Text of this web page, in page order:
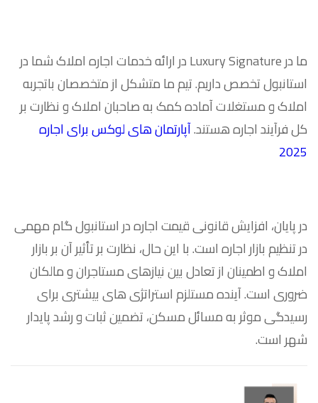
ما در Luxury Signature در ارائه خدمات اجاره املاک شما در
استانبول تخصص داریم. تیم ما متشکل از متخصصان باتجربه
املاک و مستغلات آماده کمک به صاحبان املاک و نظارت بر
کل فرآیند اجاره هستند.آپارتمان های لوکس برای اجاره
2025
در پایان، افزایش قانونی قیمت اجاره در استانبول گام مهمی
در تنظیم بازار اجاره است. با این حال، نظارت بر تأثیر آن بر بازار
املاک و اطمینان از تعادل بین نیازهای مستاجران و مالکان
ضروری است. آینده مستلزم استراتژی های بیشتری برای
رسیدگی موثر به مسائل مسکن، تضمین ثبات و رشد پایدار
شهر است.